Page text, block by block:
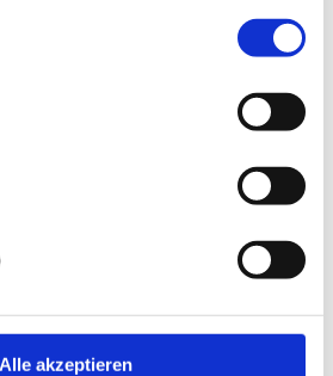
Einwilligung einsetzen und die
Alle akzeptieren
LL.M.